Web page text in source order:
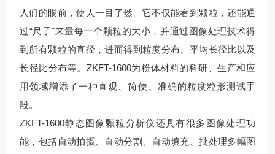
人们的眼前，使人一目了然。它不仅能看到颗粒，还能通
过“尺子"来量每一个颗粒的大小，并通过图像处理技术得
到所有颗粒的直径，进而得到粒度分布、平均长径比以及
长径比分布等。ZKFT-1600为粉体材料的科研、生产和应
用领域增添了一种直观、简便、准确的粒度粒形测试手
段。
ZKFT-1600静态图像颗粒分析仪还具有很多图像处理功
能，包括自动拍摄、自动分割、自动填充、批处理多幅图